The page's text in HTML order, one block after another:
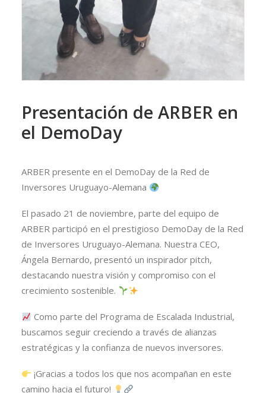
Presentación de ARBER en
el DemoDay
ARBER presente en el DemoDay de la Red de
Inversores Uruguayo-Alemana
El pasado 21 de noviembre, parte del equipo de
ARBER participó en el prestigioso DemoDay de la Red
de Inversores Uruguayo-Alemana. Nuestra CEO,
Ángela Bernardo, presentó un inspirador pitch,
destacando nuestra visión y compromiso con el
crecimiento sostenible.
Como parte del Programa de Escalada Industrial,
buscamos seguir creciendo a través de alianzas
estratégicas y la confianza de nuevos inversores.
¡Gracias a todos los que nos acompañan en este
camino hacia el futuro!